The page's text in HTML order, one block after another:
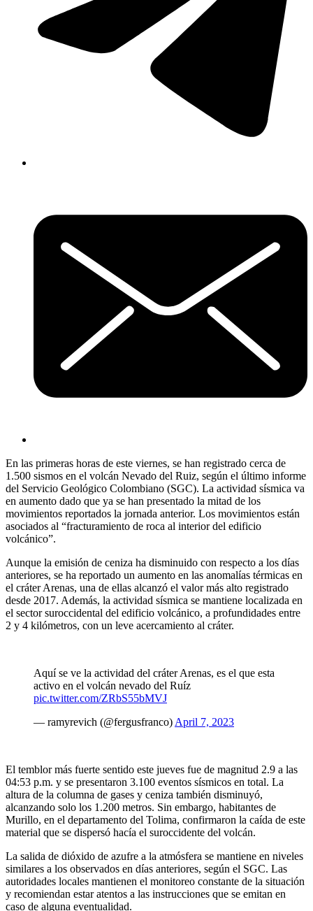
En las primeras horas de este viernes, se han registrado cerca de
1.500 sismos en el volcán Nevado del Ruiz, según el último informe
del Servicio Geológico Colombiano (SGC). La actividad sísmica va
en aumento dado que ya se han presentado la mitad de los
movimientos reportados la jornada anterior. Los movimientos están
asociados al “fracturamiento de roca al interior del edificio
volcánico”.
Aunque la emisión de ceniza ha disminuido con respecto a los días
anteriores, se ha reportado un aumento en las anomalías térmicas en
el cráter Arenas, una de ellas alcanzó el valor más alto registrado
desde 2017. Además, la actividad sísmica se mantiene localizada en
el sector suroccidental del edificio volcánico, a profundidades entre
2 y 4 kilómetros, con un leve acercamiento al cráter.
Aquí se ve la actividad del cráter Arenas, es el que esta
activo en el volcán nevado del Ruíz
pic.twitter.com/ZRbS55bMVJ
— ramyrevich (@fergusfranco) April 7, 2023
El temblor más fuerte sentido este jueves fue de magnitud 2.9 a las
04:53 p.m. y se presentaron 3.100 eventos sísmicos en total. La
altura de la columna de gases y ceniza también disminuyó,
alcanzando solo los 1.200 metros. Sin embargo, habitantes de
Murillo, en el departamento del Tolima, confirmaron la caída de este
material que se dispersó hacía el suroccidente del volcán.
La salida de dióxido de azufre a la atmósfera se mantiene en niveles
similares a los observados en días anteriores, según el SGC. Las
autoridades locales mantienen el monitoreo constante de la situación
y recomiendan estar atentos a las instrucciones que se emitan en
caso de alguna eventualidad.